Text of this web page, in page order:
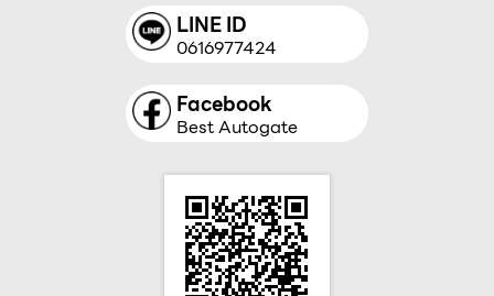
LINE ID
0616977424
Facebook
Best Autogate